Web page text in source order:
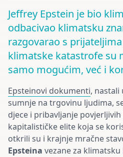
Jeffrey Epstein je bio
odbacivao klimatsku
razgovarao s
klimatske katastrofe su
samo mogućim, već i
Epsteinovi dokumenti, nastali
sumnje na trgovinu ljudima,
djece i pribavljanje
kapitalističke elite koja se
otkrili su i krajnje mračne
Epsteina vezane za klimatsku